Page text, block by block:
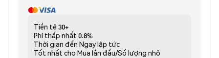
Tiền tệ 30+
Phí thấp nhất 0.8%
Thời gian đến Ngay lập tức
Tốt nhất cho Mua lần đầu/Số lượng nhỏ